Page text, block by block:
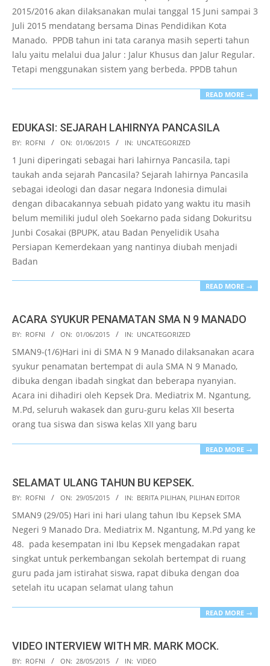
13
2015/2016 akan dilaksanakan mulai tanggal 15 Juni sampai 3
Juli 2015 mendatang bersama Dinas Pendidikan Kota
Manado. PPDB tahun ini tata caranya masih seperti tahun
lalu yaitu melalui dua Jalur : Jalur Khusus dan Jalur Regular.
Tetapi menggunakan sistem yang berbeda. PPDB tahun
READ MORE →
EDUKASI: SEJARAH LAHIRNYA PANCASILA
2015-
06-
01
BY: ROFNI ON: 01/06/2015 IN: UNCATEGORIZED
1 Juni diperingati sebagai hari lahirnya Pancasila, tapi
taukah anda sejarah Pancasila? Sejarah lahirnya Pancasila
sebagai ideologi dan dasar negara Indonesia dimulai
dengan dibacakannya sebuah pidato yang waktu itu masih
belum memiliki judul oleh Soekarno pada sidang Dokuritsu
Junbi Cosakai (BPUPK, atau Badan Penyelidik Usaha
Persiapan Kemerdekaan yang nantinya diubah menjadi
Badan
READ MORE →
ACARA SYUKUR PENAMATAN SMA N 9 MANADO
2015-
06-
01
BY: ROFNI ON: 01/06/2015 IN: UNCATEGORIZED
SMAN9-(1/6)Hari ini di SMA N 9 Manado dilaksanakan acara
syukur penamatan bertempat di aula SMA N 9 Manado,
dibuka dengan ibadah singkat dan beberapa nyanyian.
Acara ini dihadiri oleh Kepsek Dra. Mediatrix M. Ngantung,
M.Pd, seluruh wakasek dan guru-guru kelas XII beserta
orang tua siswa dan siswa kelas XII yang baru
READ MORE →
SELAMAT ULANG TAHUN BU KEPSEK.
2015-
05-
29
BY: ROFNI ON: 29/05/2015 IN: BERITA PILIHAN, PILIHAN EDITOR
SMAN9 (29/05) Hari ini hari ulang tahun Ibu Kepsek SMA
Negeri 9 Manado Dra. Mediatrix M. Ngantung, M.Pd yang ke
48. pada kesempatan ini Ibu Kepsek mengadakan rapat
singkat untuk perkembangan sekolah bertempat di ruang
guru pada jam istirahat siswa, rapat dibuka dengan doa
setelah itu ucapan selamat ulang tahun
READ MORE →
VIDEO INTERVIEW WITH MR. MARK MOCK.
2015-
BY: ROFNI ON: 28/05/2015 IN: VIDEO